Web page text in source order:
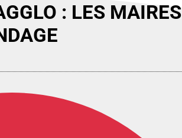
: LES MAIRES